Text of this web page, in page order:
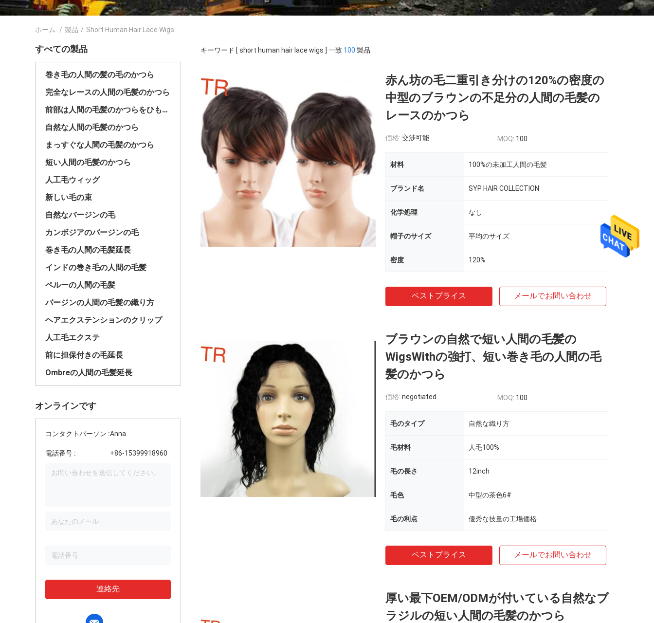
ホーム / 製品 / Short Human Hair Lace Wigs
すべての製品
巻き毛の人間の髪の毛のかつら
完全なレースの人間の毛髪のかつら
前部は人間の毛髪のかつらをひもで締める
自然な人間の毛髪のかつら
まっすぐな人間の毛髪のかつら
短い人間の毛髪のかつら
人工毛ウィッグ
新しい毛の束
自然なバージンの毛
カンボジアのバージンの毛
巻き毛の人間の毛髪延長
インドの巻き毛の人間の毛髪
ペルーの人間の毛髪
バージンの人間の毛髪の織り方
ヘアエクステンションのクリップ
人工毛エクステ
前に担保付きの毛延長
Ombreの人間の毛髪延長
オンラインです
コンタクトパーソン :Anna
電話番号 : +86-15399918960
連絡先
キーワード [ short human hair lace wigs ] 一致 100 製品.
赤ん坊の毛二重引き分けの120%の密度の
中型のブラウンの不足分の人間の毛髪の
レースのかつら
価格: 交渉可能 MOQ: 100
材料 100%の未加工人間の毛髪
ブランド名 SYP HAIR COLLECTION
化学処理 なし
帽子のサイズ 平均のサイズ
密度 120%
ベストプライス メールでお問い合わせ
ブラウンの自然で短い人間の毛髪の
WigsWithの強打、短い巻き毛の人間の毛
髪のかつら
価格: negotiated MOQ: 100
毛のタイプ 自然な織り方
毛材料 人毛100%
毛の長さ 12inch
毛色 中型の茶色6#
毛の利点 優秀な技量の工場価格
ベストプライス メールでお問い合わせ
厚い最下OEM/ODMが付いている自然なブ
ラジルの短い人間の毛髪のかつら